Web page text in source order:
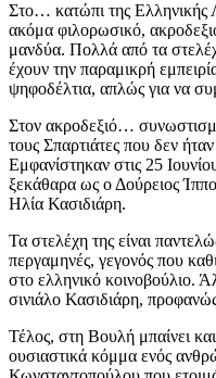
Στο… κατώπι της Ελληνικής
ακόμα φιλορωσικό,
μανδύα. Πολλά από τα
έχουν την παραμικρή
ψηφοδέλτια, απλώς για να
Στον ακροδεξιό…
τους Σπαρτιάτες που δεν
Εμφανίστηκαν στις 25
ξεκάθαρα ως ο Δούρειος
Ηλία Κασιδιάρη.
Τα στελέχη της είναι
περγαμηνές, γεγονός που
στο ελληνικό κοινοβούλιο.
σινιάλο Κασιδιάρη,
Τέλος, στη Βουλή μπαίνει
ουσιαστικά κόμμα ενός